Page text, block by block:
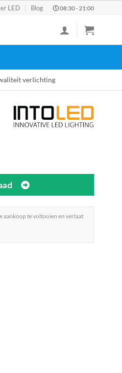
LED Blog 08:30 - 21:00
verlichting
aankoop te voltooien en verlaat